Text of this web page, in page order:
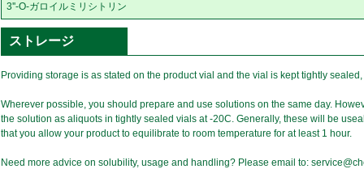
3''-O-ガロイルミリシトリン
ストレージ
Providing storage is as stated on the product vial and the vial is kept tightly
Wherever possible, you should prepare and use solutions on the same day.
the solution as aliquots in tightly sealed vials at -20C. Generally, these will be
that you allow your product to equilibrate to room temperature for at least 1 hour.
Need more advice on solubility, usage and handling? Please email to: